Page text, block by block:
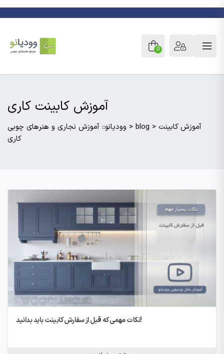
0
آموزش کابینت کاری
وودیانو:: آموزش نجاری و هنرهای چوبی > blog > آموزش کابینت
کاری
نکات مهمی که قبل از سفارش کابینت باید بدانید!